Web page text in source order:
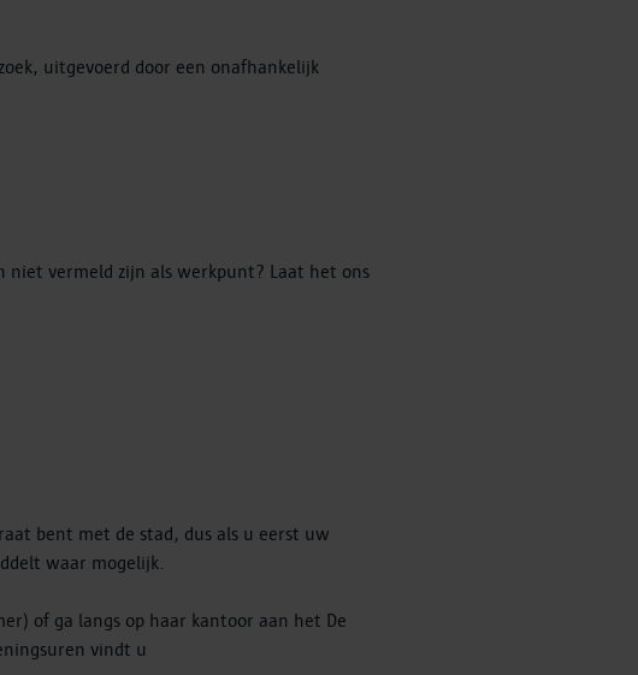
uitgevoerd door een onafhankelijk
niet vermeld zijn als werkpunt? Laat het ons
bent met de stad, dus als u eerst uw
waar mogelijk.
of ga langs op haar kantoor aan het De
vindt u